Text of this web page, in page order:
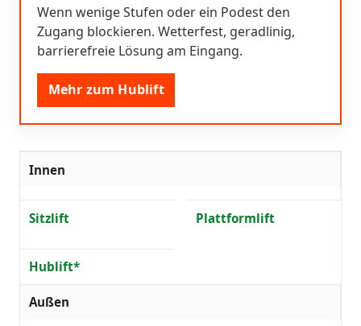
Wenn wenige Stufen oder ein Podest den
Zugang blockieren. Wetterfest, geradlinig,
barrierefreie Lösung am Eingang.
Mehr zum Hublift
Innen
Sitzlift Plattformlift
Hublift*
Außen